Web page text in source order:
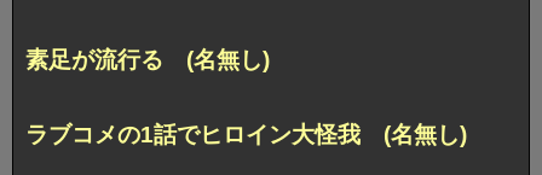
素足が流行る (名無し)
ラブコメの1話でヒロイン大怪我 (名無し)